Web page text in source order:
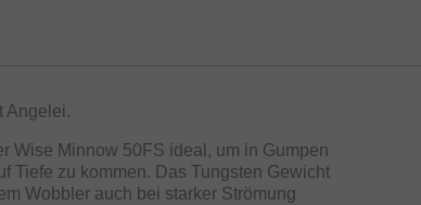
Angelei.
Wise Minnow 50FS ideal, um in Gumpen
Tiefe zu kommen. Das Tungsten Gewicht
Wobbler auch bei starker Strömung